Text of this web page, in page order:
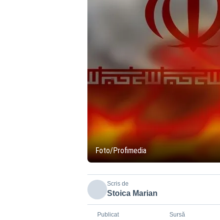
Foto/Profimedia
Scris de
Stoica Marian
Publicat Sursă